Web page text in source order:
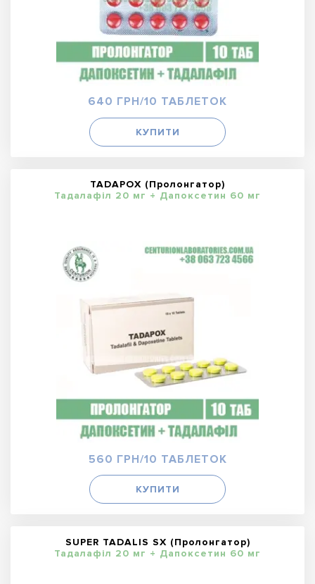
640 ГРН/10 ТАБЛЕТОК
КУПИТИ
TADAPOX (Пролонгатор)
Тадалафіл 20 мг + Дапоксетин 60 мг
560 ГРН/10 ТАБЛЕТОК
КУПИТИ
SUPER TADALIS SX (Пролонгатор)
Тадалафіл 20 мг + Дапоксетин 60 мг